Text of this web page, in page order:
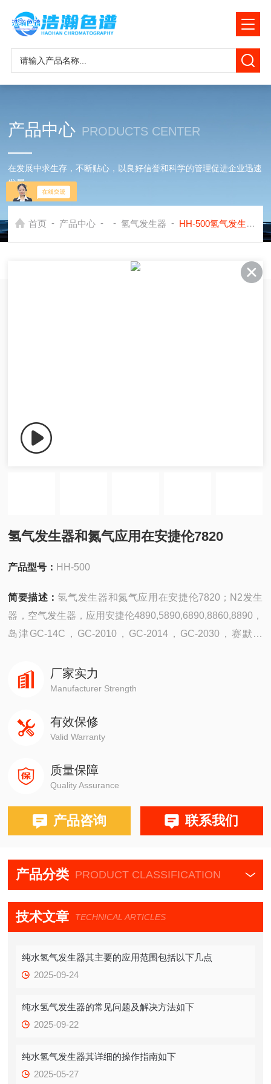
产品中心 PRODUCTS CENTER
在发展中求生存，不断贴心，以良好信誉和科学的管理促进企业迅速
发展
首页 - 产品中心 - - 氢气发生器 - HH-500氢气发生器和氮气应用在安捷伦7820
氢气发生器和氮气应用在安捷伦7820
产品型号： HH-500
简要描述：氢气发生器和氮气应用在安捷伦7820；N2发生
器，空气发生器，应用安捷伦4890,5890,6890,8860,8890，
岛津GC-14C，GC-2010，GC-2014，GC-2030，赛默飞
FPD，ECD厂家实力
Manufacturer Strength
有效保修
Valid Warranty
质量保障
Quality Assurance
产品咨询 联系我们
产品分类 PRODUCT CLASSIFICATION
技术文章 TECHNICAL ARTICLES
纯水氢气发生器其主要的应用范围包括以下几点
2025-09-24
纯水氢气发生器的常见问题及解决方法如下
2025-09-22
纯水氢气发生器其详细的操作指南如下
2025-05-27